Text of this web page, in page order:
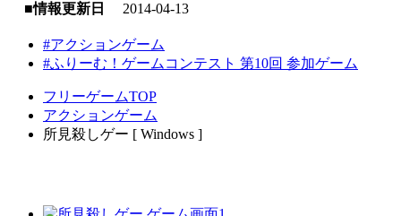
■情報更新日
2014-04-13
#アクションゲーム
#ふりーむ！ゲームコンテスト 第10回 参加ゲーム
フリーゲームTOP
アクションゲーム
所見殺しゲー [ Windows ]